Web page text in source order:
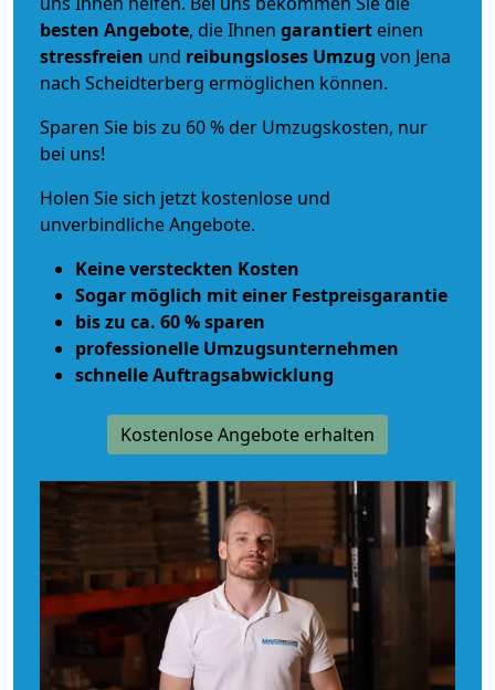
besten Angebote, die Ihnen garantiert einen
stressfreien und reibungsloses Umzug von Jena
nach Scheidterberg ermöglichen können.
Sparen Sie bis zu 60 % der Umzugskosten, nur
bei uns!
Holen Sie sich jetzt kostenlose und
unverbindliche Angebote.
Keine versteckten Kosten
Sogar möglich mit einer Festpreisgarantie
bis zu ca. 60 % sparen
professionelle Umzugsunternehmen
schnelle Auftragsabwicklung
Kostenlose Angebote erhalten